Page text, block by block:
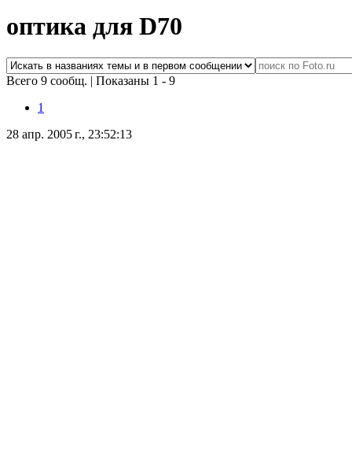
оптика для D70
Всего 9 сообщ. | Показаны 1 - 9
1
28 апр. 2005 г., 23:52:13